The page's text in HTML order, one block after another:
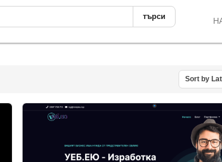
търси
Sort by